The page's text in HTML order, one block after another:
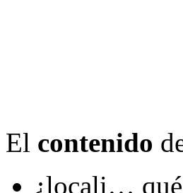
El contenido
¿locali…